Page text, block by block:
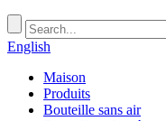
English
Maison
Produits
Bouteille sans air